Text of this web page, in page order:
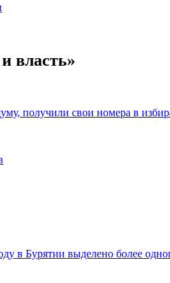
власть»
получили свои номера в
в Бурятии выделено более